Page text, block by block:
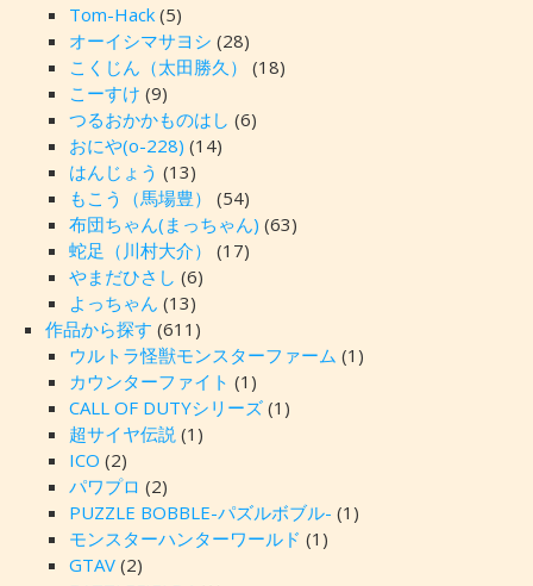
Tom-Hack(5)
オーイシマサヨシ (28)
こくじん（太田勝久）
(18)
こーすけ (9)
つるおかかものはし (6)
おにや(o-228) (14)
はんじょう (13)
もこう（馬場豊）
(54)
布団ちゃん(まっちゃん) (63)
蛇足（川村大介）
(17)
やまだひさし (6)
よっちゃん (13)
作品から探す (611)
ウルトラ怪獣モンスターファーム (1)
カウンターファイト (1)
CALL OF DUTYシリーズ(1)
超サイヤ伝説(1)
ICO (2)
パワプロ (2)
PUZZLE BOBBLE-パズルボブル- (1)
モンスターハンターワールド (1)
GTAV(2)